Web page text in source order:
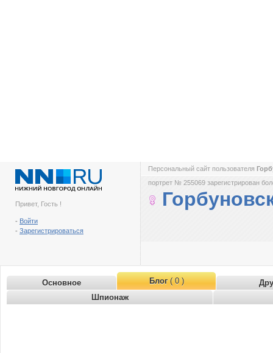
Привет, Гость !
- Войти
- Зарегистрироваться
Персональный сайт пользователя
портрет № 255069 зарегистрирован
Основное Блог( 0 )
Шпионаж